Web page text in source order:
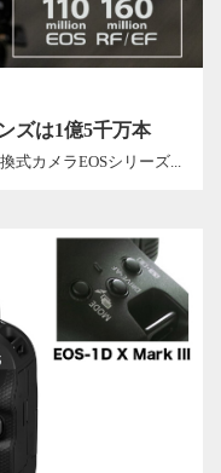
ズは1億5千万本
カメラEOSシリーズ...